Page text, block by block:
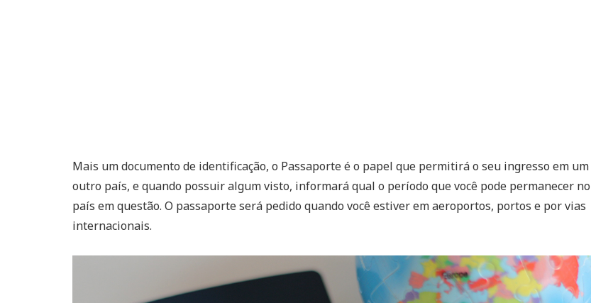
Mais um documento de identificação, o Passaporte é o papel que permitirá o seu ingresso em um
outro país, e quando possuir algum visto, informará qual o período que você pode permanecer no
país em questão. O passaporte será pedido quando você estiver em aeroportos, portos e por vias
internacionais.